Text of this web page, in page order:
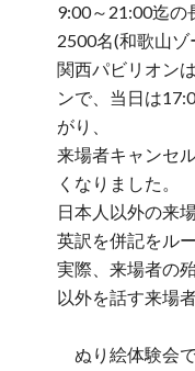
9:00～21:00迄の
2500名(和歌山ゾ
関西パビリオン
ンで、当日は
がり、
来場者キャンセ
くなりました。
日本人以外の来
英訳を併記をル
実際、来場者の
以外を話す来場
ぬり絵体験会